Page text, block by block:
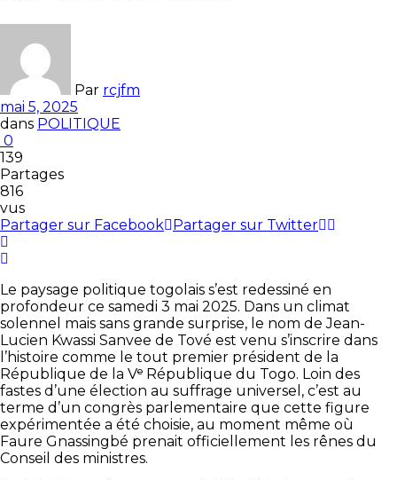
Par rcjfm
mai 5, 2025
dans POLITIQUE
0
139
Partages
816
vus
Partager sur Facebook Partager sur Twitter
Le paysage politique togolais s’est redessiné en
profondeur ce samedi 3 mai 2025. Dans un climat
solennel mais sans grande surprise, le nom de Jean-
Lucien Kwassi Sanvee de Tové est venu s’inscrire dans
l’histoire comme le tout premier président de la
République de la Vᵉ République du Togo. Loin des
fastes d’une élection au suffrage universel, c’est au
terme d’un congrès parlementaire que cette figure
expérimentée a été choisie, au moment même où
Faure Gnassingbé prenait officiellement les rênes du
Conseil des ministres.